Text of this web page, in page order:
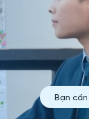
Bạn